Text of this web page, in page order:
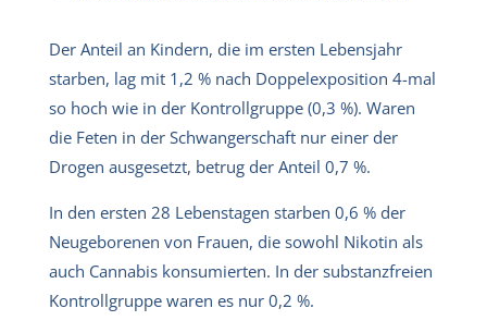
Der Anteil an Kindern, die im ersten Lebensjahr
starben, lag mit 1,2 % nach Doppelexposition 4-mal
so hoch wie in der Kontrollgruppe (0,3 %). Waren
die Feten in der Schwangerschaft nur einer der
Drogen ausgesetzt, betrug der Anteil 0,7 %.
In den ersten 28 Lebenstagen starben 0,6 % der
Neugeborenen von Frauen, die sowohl Nikotin als
auch Cannabis konsumierten. In der substanzfreien
Kontrollgruppe waren es nur 0,2 %.